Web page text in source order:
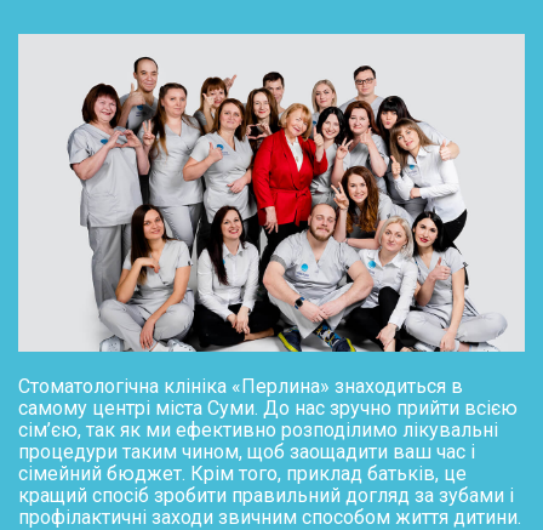
Стоматологічна клініка «Перлина» знаходиться в
самому центрі міста Суми. До нас зручно прийти всією
сім’єю, так як ми ефективно розподілимо лікувальні
процедури таким чином, щоб заощадити ваш час і
сімейний бюджет. Крім того, приклад батьків, це
кращий спосіб зробити правильний догляд за зубами і
профілактичні заходи звичним способом життя дитини.